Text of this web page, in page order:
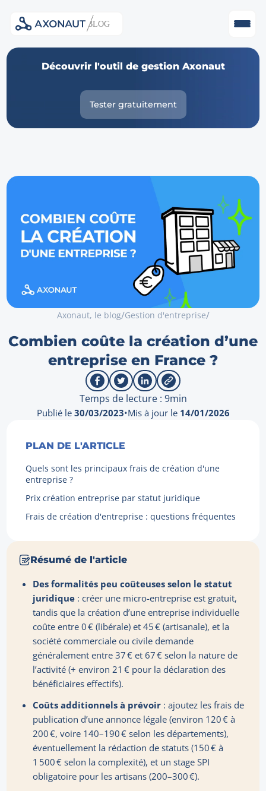
Skip
Découvrir l'outil de gestion Axonaut
Tester gratuitement
Axonaut, le blog/Gestion d'entreprise/
Combien coûte la création d’une
entreprise en France ?
Temps de lecture : 9min
Publié le 30/03/2023•Mis à jour le 14/01/2026
PLAN DE L'ARTICLE
Quels sont les principaux frais de création d'une
entreprise ?
Prix création entreprise par statut juridique
Frais de création d'entreprise : questions fréquentes
Résumé de l'article
Des formalités peu coûteuses selon le statut
juridique : créer une micro-entreprise est gratuit,
tandis que la création d’une entreprise individuelle
coûte entre 0 € (libérale) et 45 € (artisanale), et la
société commerciale ou civile demande
généralement entre 37 € et 67 € selon la nature de
l’activité (+ environ 21 € pour la déclaration des
bénéficiaires effectifs).
Coûts additionnels à prévoir : ajoutez les frais de
publication d’une annonce légale (environ 120 € à
200 €, voire 140–190 € selon les départements),
éventuellement la rédaction de statuts (150 € à
1 500 € selon la complexité), et un stage SPI
obligatoire pour les artisans (200–300 €).